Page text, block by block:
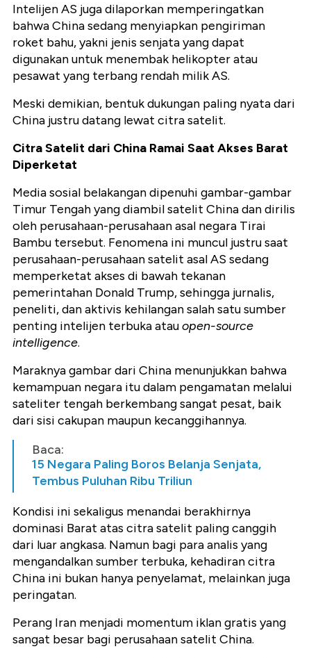
Intelijen AS juga dilaporkan memperingatkan
bahwa China sedang menyiapkan pengiriman
roket bahu, yakni jenis senjata yang dapat
digunakan untuk menembak helikopter atau
pesawat yang terbang rendah milik AS.
Meski demikian, bentuk dukungan paling nyata dari
China justru datang lewat citra satelit.
Citra Satelit dari China Ramai Saat Akses Barat
Diperketat
Media sosial belakangan dipenuhi gambar-gambar
Timur Tengah yang diambil satelit China dan dirilis
oleh perusahaan-perusahaan asal negara Tirai
Bambu tersebut. Fenomena ini muncul justru saat
perusahaan-perusahaan satelit asal AS sedang
memperketat akses di bawah tekanan
pemerintahan Donald Trump, sehingga jurnalis,
peneliti, dan aktivis kehilangan salah satu sumber
penting intelijen terbuka atauopen-source
intelligence.
Maraknya gambar dari China menunjukkan bahwa
kemampuan negara itu dalam pengamatan melalui
sateliter tengah berkembang sangat pesat, baik
dari sisi cakupan maupun kecanggihannya.
Baca:
15 Negara Paling Boros Belanja Senjata,
Tembus Puluhan Ribu Triliun
Kondisi ini sekaligus menandai berakhirnya
dominasi Barat atas citra satelit paling canggih
dari luar angkasa. Namun bagi para analis yang
mengandalkan sumber terbuka, kehadiran citra
China ini bukan hanya penyelamat, melainkan juga
peringatan.
Perang Iran menjadi momentum iklan gratis yang
sangat besar bagi perusahaan satelit China.